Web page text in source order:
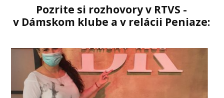
Pozrite si rozhovory v RTVS -
v Dámskom klube a v relácii Peniaze: